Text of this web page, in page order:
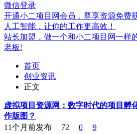
微信登录
开通小二项目网会员，尊享资源免费
人工智能，让你的工作更高效！
站长加盟，做一个和小二项目网一样
老板!
首页
创业资讯
正文
虚拟项目资源网：数字时代的项目孵
作版图？
11个月前发布
72 0 9